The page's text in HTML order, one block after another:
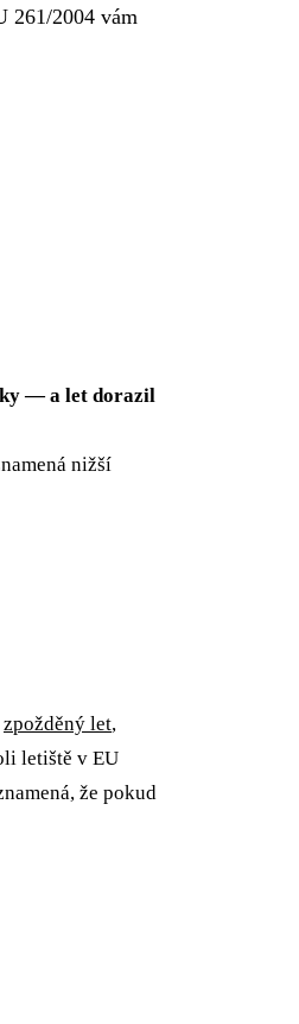
261/2004 vám
— a let dorazil
nižší
zpožděný let,
letiště v EU
že pokud